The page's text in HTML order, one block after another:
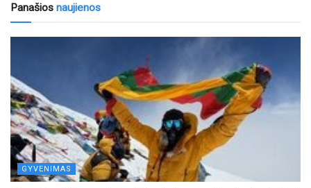
Panašios naujienos
GYVENIMAS